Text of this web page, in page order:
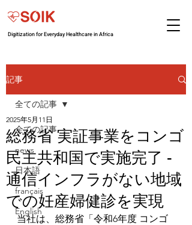
Digitization for Everyday Healthcare in Africa
記事
全ての記事
news
日本語
français
English
全ての記事
総務省 実証事業をコンゴ
民主共和国で実施完了 -
通信インフラがない地域
での妊産婦健診を実現
2025年5月11日
当社は、総務省「令和6年度 コンゴ